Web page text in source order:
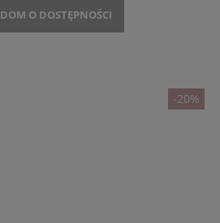
O DOSTĘPNOŚCI
-20%